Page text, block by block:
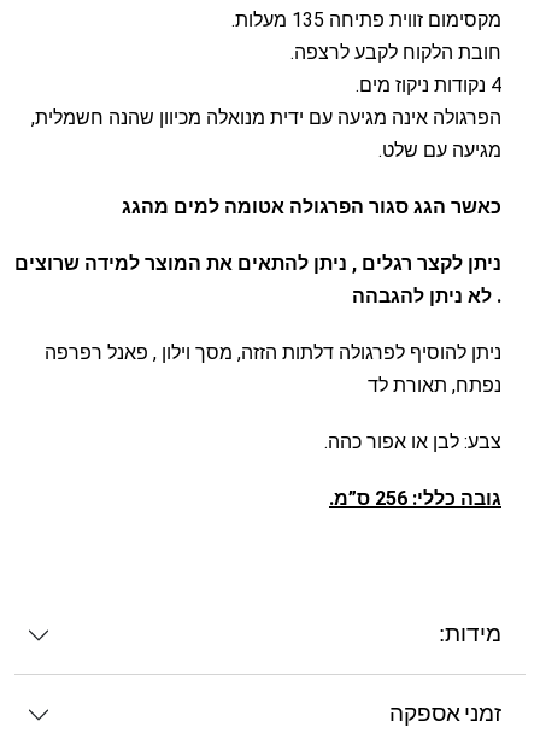
מקסימום זווית פתיחה 135 מעלות.
חובת הלקוח לקבע לרצפה.
4 נקודות ניקוז מים.
הפרגולה אינה מגיעה עם ידית מנואלה מכיוון שהנה חשמלית,
מגיעה עם שלט.
כאשר הגג סגור הפרגולה אטומה למים מהגג
ניתן לקצר רגלים , ניתן להתאים את המוצר למידה שרוצים
. לא ניתן להגבהה
ניתן להוסיף לפרגולה דלתות הזזה, מסך וילון , פאנל רפרפה
נפתח, תאורת לד
צבע: לבן או אפור כהה.
גובה כללי: 256 ס”מ.
מידות:
זמני אספקה